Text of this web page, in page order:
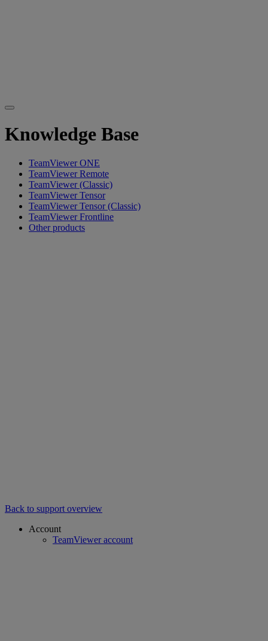
Knowledge Base
TeamViewer ONE
TeamViewer Remote
TeamViewer (Classic)
TeamViewer Tensor
TeamViewer Tensor (Classic)
TeamViewer Frontline
Other products
Back to support overview
Account
TeamViewer account